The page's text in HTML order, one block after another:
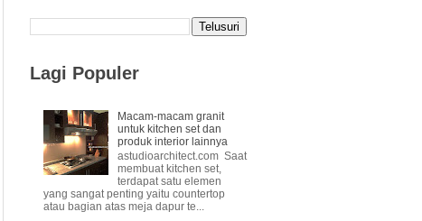
Lagi Populer
Macam-macam granit
untuk kitchen set dan
produk interior lainnya
astudioarchitect.com Saat
membuat kitchen set,
terdapat satu elemen
yang sangat penting yaitu countertop
atau bagian atas meja dapur te...